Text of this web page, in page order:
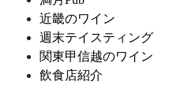
近畿のワイン
週末テイスティング
関東甲信越のワイン
飲食店紹介